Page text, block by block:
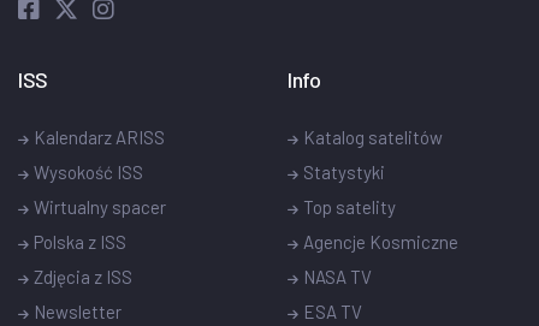
ISS
Kalendarz ARISS
Wysokość ISS
Wirtualny spacer
Polska z ISS
Zdjęcia z ISS
Newsletter
Info
Katalog satelitów
Statystyki
Top satelity
Agencje Kosmiczne
NASA TV
ESA TV